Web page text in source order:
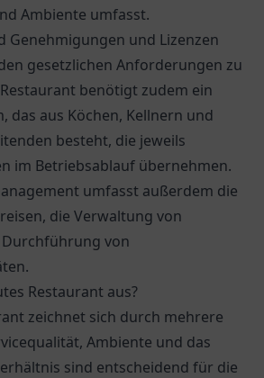
Ambiente umfasst.
Genehmigungen und Lizenzen
gesetzlichen Anforderungen zu
benötigt zudem ein
das aus Köchen, Kellnern und
besteht, die jeweils
im Betriebsablauf übernehmen.
umfasst außerdem die
die Verwaltung von
von
Restaurant aus?
zeichnet sich durch mehrere
Ambiente und das
sind entscheidend für die